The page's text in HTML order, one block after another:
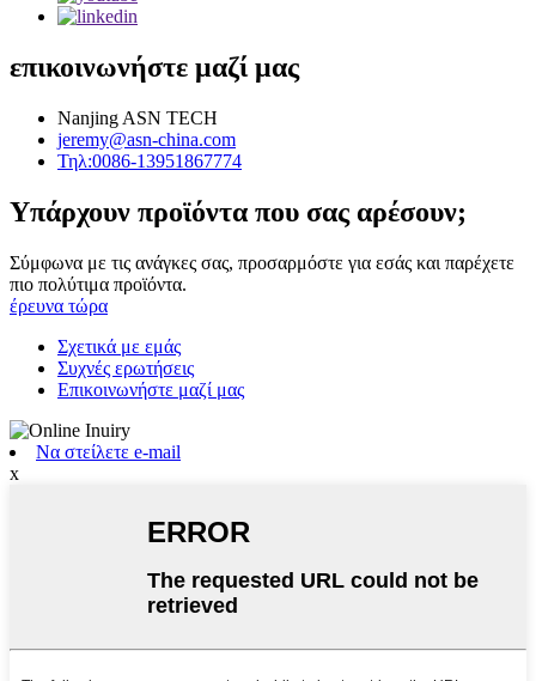
επικοινωνήστε μαζί μας
Nanjing ASN TECH
jeremy@asn-china.com
Τηλ:0086-13951867774
Υπάρχουν προϊόντα που σας αρέσουν;
Σύμφωνα με τις ανάγκες σας, προσαρμόστε για εσάς και παρέχετε
πιο πολύτιμα προϊόντα.
έρευνα τώρα
Σχετικά με εμάς
Συχνές ερωτήσεις
Επικοινωνήστε μαζί μας
Να στείλετε e-mail
x